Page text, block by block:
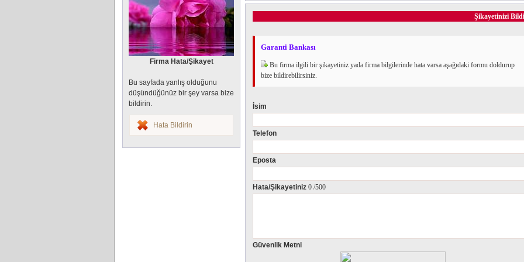
Firma Hata/Şikayet
Bu sayfada yanlış olduğunu
düşündüğünüz bir şey varsa bize
bildirin.
Hata Bildirin
Şikayetinizi
Garanti Bankası
Bu firma ilgili bir şikayetiniz yada firma bilgilerinde hata varsa aşağıdaki formu doldurup
bize bildirebilirsiniz.
İsim
Telefon
Eposta
Hata/Şikayetiniz 0 /500
Güvenlik Metni